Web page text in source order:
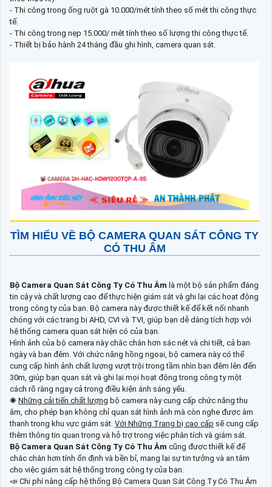
- Thi công trong ống ruột gà 10.000/mét tính theo số mét thi công thực
tế.
- Thi công trong nẹp 15.000/ mét tính theo số lượng thi công thực tế.
- Thiết bị bảo hành 24 tháng đầu ghi hình, camera quan sát.
TÌM HIỂU VỀ BỘ CAMERA QUAN SÁT CÔNG TY
CÓ THU ÂM
Bộ Camera Quan Sát Công Ty Có Thu Âm là một bộ sản phẩm đáng
tin cậy và chất lượng cao để thực hiện giám sát và ghi lại các hoạt động
trong công ty của bạn. Bộ camera này được thiết kế để kết nối nhanh
chóng với các trang bị AHD, CVI và TVI, giúp bạn dễ dàng tích hợp với
hệ thống camera quan sát hiện có của bạn.
Hình ảnh của bộ camera này chắc chắn hơn sắc nét và chi tiết, cả ban
ngày và ban đêm. Với chức năng hồng ngoại, bộ camera này có thể
cung cấp hình ảnh chất lượng vượt trội trong tầm nhìn ban đêm lên đến
30m, giúp bạn quan sát và ghi lại mọi hoạt động trong công ty một
cách rõ ràng ngay cả trong điều kiện ánh sáng yếu.
✺ Những cải tiến chất lượng bộ camera này cung cấp chức năng thu
âm, cho phép bạn không chỉ quan sát hình ảnh mà còn nghe được âm
thanh trong khu vực giám sát. Với Những Trang bị cao cấp sẽ cung cấp
thêm thông tin quan trọng và hỗ trợ trong việc phân tích và giám sát.
Bộ Camera Quan Sát Công Ty Có Thu Âm cũng được thiết kế để
chắc chắn hơn tính ổn định và bền bỉ, mang lại sự tin tưởng và an tâm
cho việc giám sát hệ thống trong công ty của bạn.
📣 Chi phí nâng cấp hệ thống Bộ Camera Quan Sát Công Ty Có Thu Âm